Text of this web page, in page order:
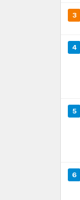
3
4
5
6